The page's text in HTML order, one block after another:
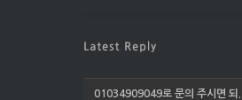
01034909049로 문의 주시면 되...